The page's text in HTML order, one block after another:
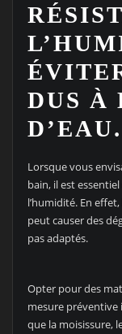
DUS À
D’EAU.
Lorsque vous
bain, il est
l’humidité. En
peut causer des
pas adaptés.
Opter pour des
mesure
que la moisissure,